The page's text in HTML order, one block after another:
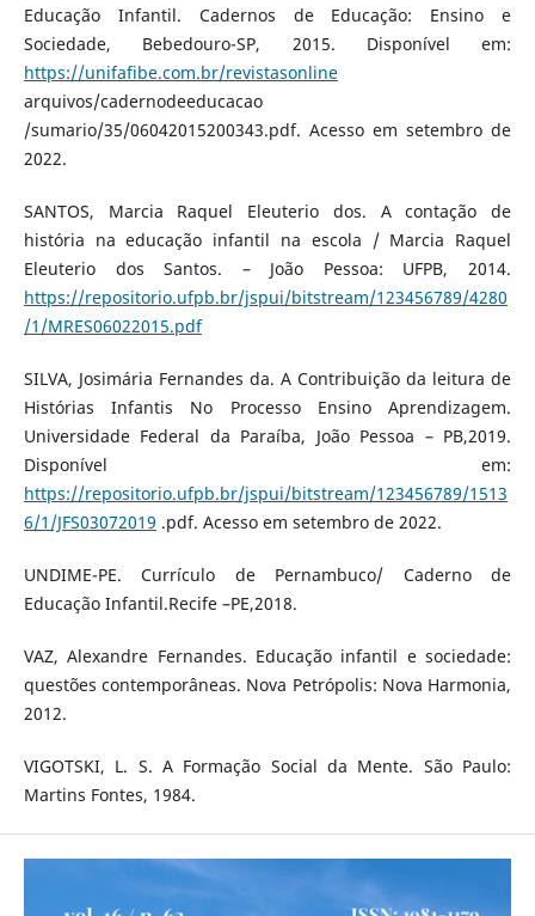
Educação Infantil. Cadernos de Educação: Ensino e
Sociedade, Bebedouro-SP, 2015. Disponível em:
https://unifafibe.com.br/revistasonline
arquivos/cadernodeeducacao
/sumario/35/06042015200343.pdf. Acesso em setembro de
2022.
SANTOS, Marcia Raquel Eleuterio dos. A contação de
história na educação infantil na escola / Marcia Raquel
Eleuterio dos Santos. – João Pessoa: UFPB, 2014.
https://repositorio.ufpb.br/jspui/bitstream/123456789/4280
/1/MRES06022015.pdf
SILVA, Josimária Fernandes da. A Contribuição da leitura de
Histórias Infantis No Processo Ensino Aprendizagem.
Universidade Federal da Paraíba, João Pessoa – PB,2019.
Disponível em:
https://repositorio.ufpb.br/jspui/bitstream/123456789/1513
6/1/JFS03072019 .pdf. Acesso em setembro de 2022.
UNDIME-PE. Currículo de Pernambuco/ Caderno de
Educação Infantil.Recife –PE,2018.
VAZ, Alexandre Fernandes. Educação infantil e sociedade:
questões contemporâneas. Nova Petrópolis: Nova Harmonia,
2012.
VIGOTSKI, L. S. A Formação Social da Mente. São Paulo:
Martins Fontes, 1984.